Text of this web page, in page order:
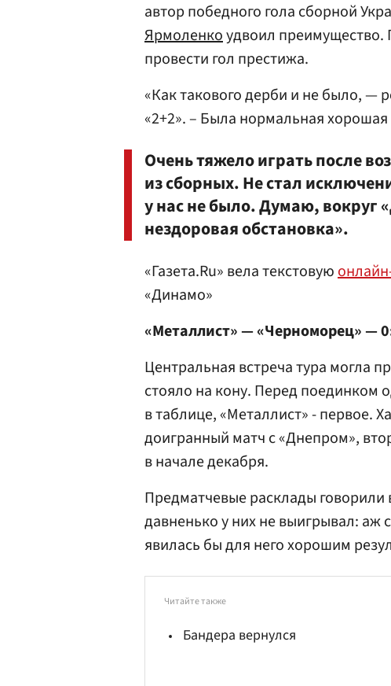
автор победного гола сборной
Ярмоленкоудвоил преимущество.
провести гол престижа.
«Как такового дерби и не было, —
«2+2». – Была нормальная хорошая
Очень тяжело играть после
из сборных. Не стал
у нас не было. Думаю, вокруг
нездоровая обстановка».
«Газета.Ru» вела текстовую
«Динамо»
«Металлист» — «Черноморец» —
Центральная встреча тура могла
стояло на кону. Перед поединком
в таблице, «Металлист» - первое.
доигранный матч с «Днепром»,
в начале декабря.
Предматчевые расклады говорили
давненько у них не выигрывал: аж
явилась бы для него хорошим
Читайте также
Бандера вернулся